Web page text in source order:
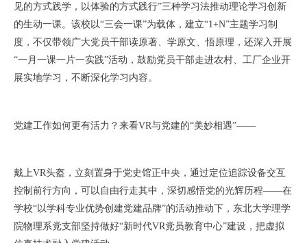
见的方式践学，以体验的方式践行”三种学习法推动理论学习创新
的生动一课。该校以“三会一课”为载体，建立“1+N”主题学习制
度，不仅带领广大党员干部读原著、学原文、悟原理，还深入开展
“一月一课一片一实践”活动，鼓励党员干部走进农村、工厂企业开
展实地学习，不断深化学习内容。
党建工作如何更有活力？来看VR与党建的“美妙相遇”——
戴上VR头盔，立刻置身于党史馆正中央，通过定位追踪设备交互
控制前行方向，可以自由行走其中，深切感悟党的光辉历程——在
学校“以学科专业优势创建党建品牌”的活动推动下，东北大学理学
院物理系党支部坚持做好“新时代VR党员教育中心”建设，把虚拟